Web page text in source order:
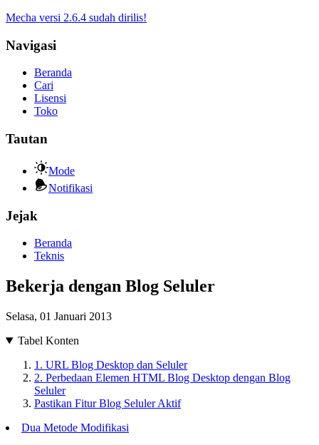
Mecha versi 2.6.4 sudah dirilis!
Navigasi
Beranda
Cari
Lisensi
Toko
Tautan
Mode
Notifikasi
Jejak
Beranda
Teknis
Bekerja dengan Blog Seluler
Selasa, 01 Januari 2013
Tabel Konten
1. URL Blog Desktop dan Seluler
2. Perbedaan Elemen HTML Blog Desktop dengan Blog
Seluler
Pastikan Fitur Blog Seluler Aktif
Dua Metode Modifikasi